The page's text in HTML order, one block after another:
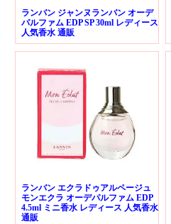
ランバン ジャンヌランバン オーデ
パルファム EDP SP 30ml レディース
人気香水 通販
ランバン エクラドゥアルページュ
モンエクラ オーデパルファム EDP
4.5ml ミニ香水 レディース 人気香水
通販